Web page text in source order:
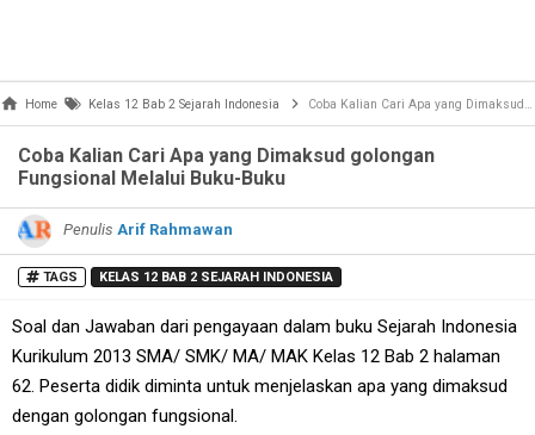
Home Kelas 12 Bab 2 Sejarah Indonesia Coba Kalian Cari Apa yang Dimaksud golongan Fungsional Melalui Buku-Buku
Coba Kalian Cari Apa yang Dimaksud golongan
Fungsional Melalui Buku-Buku
Penulis Arif Rahmawan
TAGS KELAS 12 BAB 2 SEJARAH INDONESIA
Soal dan Jawaban dari pengayaan dalam buku Sejarah Indonesia
Kurikulum 2013 SMA/ SMK/ MA/ MAK Kelas 12 Bab 2 halaman
62. Peserta didik diminta untuk menjelaskan apa yang dimaksud
dengan golongan fungsional.